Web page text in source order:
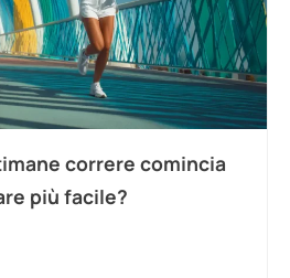
correre comincia
più facile?